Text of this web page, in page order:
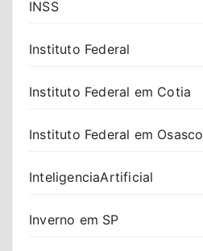
INSS
Instituto Federal
Instituto Federal em Cotia
Instituto Federal em Osasco
InteligenciaArtificial
Inverno em SP